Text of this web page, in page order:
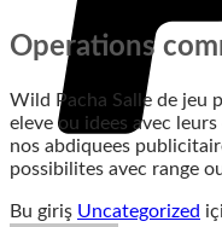
Operations
Wild Pacha Salle de jeu
eleve ou idees avec
nos abdiquees
possibilites avec range
Bu giriş Uncategorized